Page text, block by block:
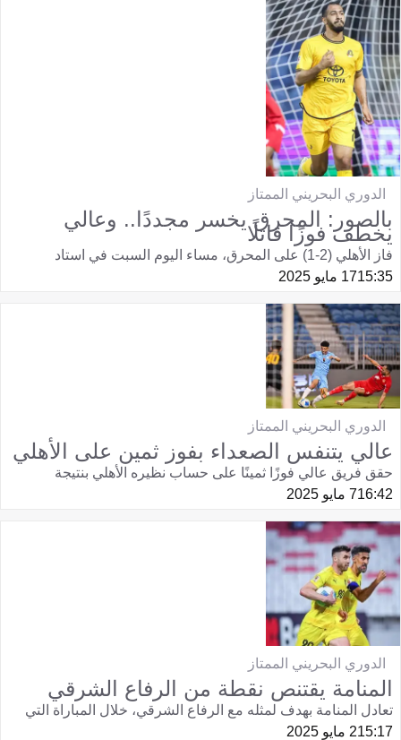
الدوري البحريني الممتاز
بالصور: المحرق يخسر مجددًا.. وعالي
يخطف فوزًا قاتلًا
فاز الأهلي (2-1) على المحرق، مساء اليوم السبت في استاد
15:3517 مايو 2025
الدوري البحريني الممتاز
عالي يتنفس الصعداء بفوز ثمين على الأهلي
حقق فريق عالي فوزًا ثمينًا على حساب نظيره الأهلي بنتيجة
16:427 مايو 2025
الدوري البحريني الممتاز
المنامة يقتنص نقطة من الرفاع الشرقي
تعادل المنامة بهدف لمثله مع الرفاع الشرقي، خلال المباراة التي
15:172 مايو 2025